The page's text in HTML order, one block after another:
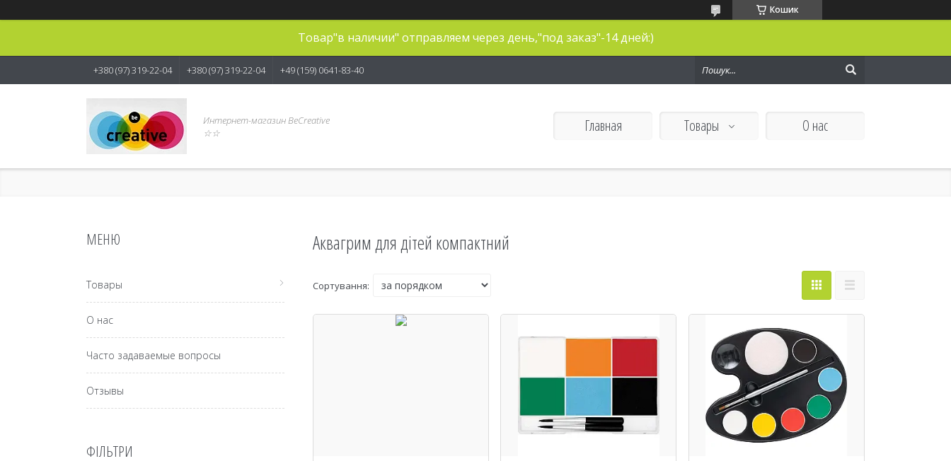
Кошик
Товар"в наличии" отправляем через день,"под заказ"-14 дней:)
+380 (97) 319-22-04 +380 (97) 319-22-04 +49 (159) 0641-83-40
Интернет-магазин BeCreative
☆☆
Главная Товары О нас
Аквагрим для дітей компактний
Товары
О нас
Часто задаваемые вопросы
Отзывы
ФІЛЬТРИ